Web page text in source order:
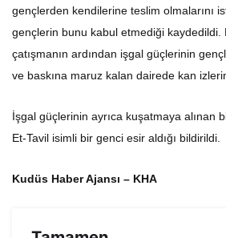
gençlerden kendilerine teslim olmalarını
gençlerin bunu kabul etmediği kaydedildi.
çatışmanın ardından işgal güçlerinin
ve baskına maruz kalan dairede kan
İşgal güçlerinin ayrıca kuşatmaya alınan
Et-Tavil isimli bir genci esir aldığı bildirildi.
Kudüs Haber Ajansı – KHA